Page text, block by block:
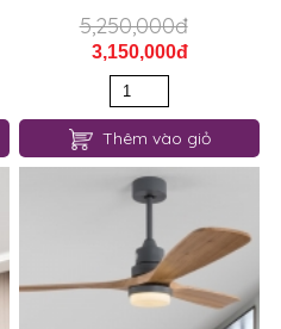
5,250,000đ
3,150,000đ
Thêm vào giỏ